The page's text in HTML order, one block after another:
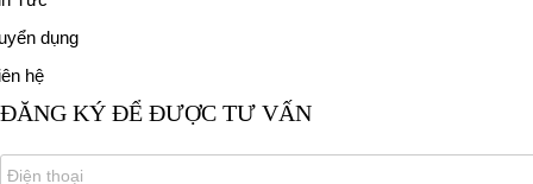
dụng
hệ
ĐĂNG KÝ ĐỂ ĐƯỢC TƯ VẤN